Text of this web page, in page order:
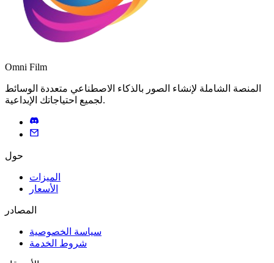
Omni Film
المنصة الشاملة لإنشاء الصور بالذكاء الاصطناعي متعددة الوسائط
لجميع احتياجاتك الإبداعية.
حول
الميزات
الأسعار
المصادر
سياسة الخصوصية
شروط الخدمة